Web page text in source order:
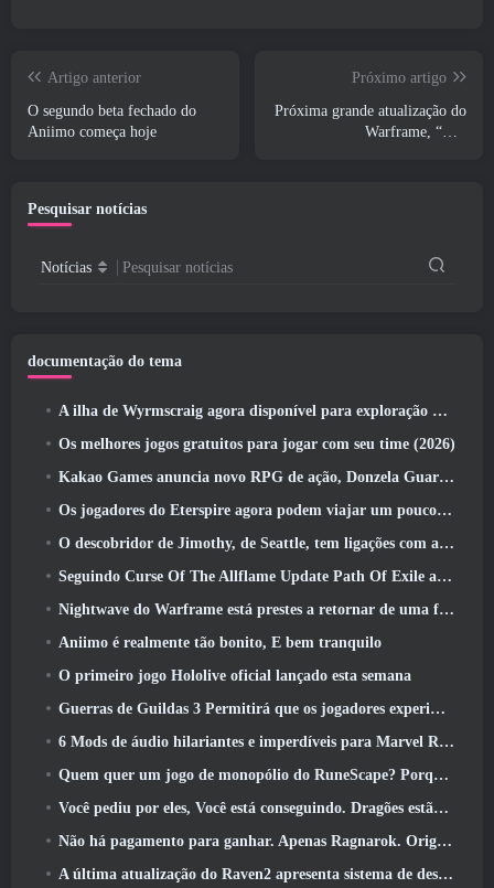
Artigo anterior
O segundo beta fechado do
Aniimo começa hoje
Próximo artigo
Próxima grande atualização do
Warframe, “The
Pesquisar notícias
Notícias Pesquisar notícias
documentação do tema
A ilha de Wyrmscraig agora disponível para exploração no RuneScape da velha escola
Os melhores jogos gratuitos para jogar com seu time (2026)
Kakao Games anuncia novo RPG de ação, Donzela Guardiã
Os jogadores do Eterspire agora podem viajar um pouco no tempo… como um deleite
O descobridor de Jimothy, de Seattle, tem ligações com a ArenaNet, Então é claro que eles estão adicionando isso ao Guild Wars 2
Seguindo Curse Of The Allflame Update Path Of Exile anuncia várias mudanças com base no feedback
Nightwave do Warframe está prestes a retornar de uma forma chocante
Aniimo é realmente tão bonito, E bem tranquilo
O primeiro jogo Hololive oficial lançado esta semana
Guerras de Guildas 3 Permitirá que os jogadores experimentem o mundo de Tyria antes que os Elder Dragons acordem
6 Mods de áudio hilariantes e imperdíveis para Marvel Rivals
Quem quer um jogo de monopólio do RuneScape? Porque um está a caminho
Você pediu por eles, Você está conseguindo. Dragões estão chegando a Albion Online
Não há pagamento para ganhar. Apenas Ragnarok. Origin Classic é lançado em julho 23
A última atualização do Raven2 apresenta sistema de despertar de habilidades, Oferecendo aos jogadores mais maneiras de aprimorar suas habilidades